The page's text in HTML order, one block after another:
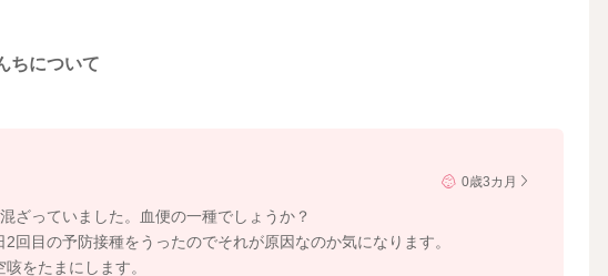
ちについて
0歳3カ月
ざっていました。血便の一種でしょうか？
回目の予防接種をうったのでそれが原因なのか気になります。
をたまにします。